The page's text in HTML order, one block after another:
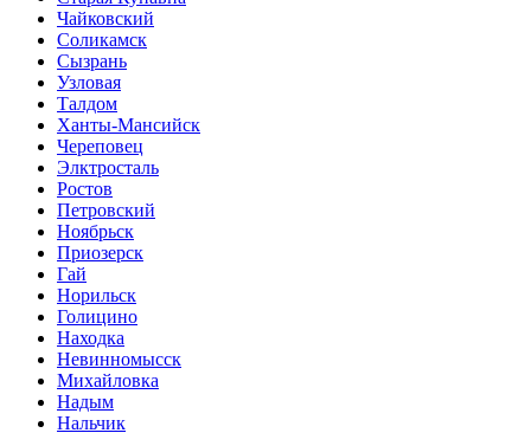
Чайковский
Соликамск
Сызрань
Узловая
Талдом
Ханты-Мансийск
Череповец
Элктросталь
Ростов
Петровский
Ноябрьск
Приозерск
Гай
Норильск
Голицино
Находка
Невинномысск
Михайловка
Надым
Нальчик